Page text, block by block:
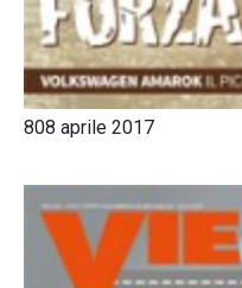
808 aprile 2017